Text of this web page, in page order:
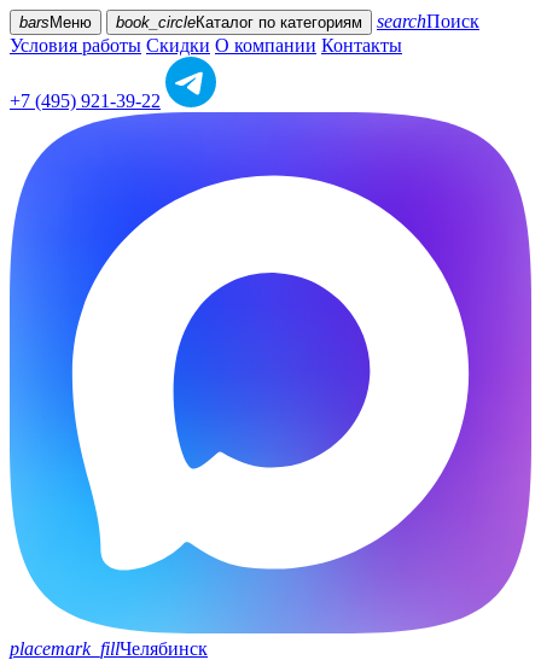
bars Меню book_circleКаталог по категориям searchПоиск
Условия работы Скидки О компании Контакты
+7 (495) 921-39-22
placemark_fillЧелябинск